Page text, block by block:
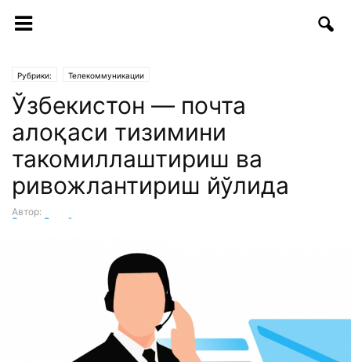
Рубрики: Телекоммуникации
Ўзбекистон — почта
алоқаси тизимини
такомиллаштириш ва
ривожлантириш йўлида
Автор:
Зухра Отақўзиева